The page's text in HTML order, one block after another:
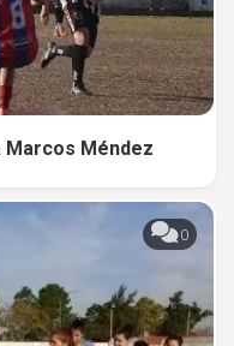
Marcos Méndez
0